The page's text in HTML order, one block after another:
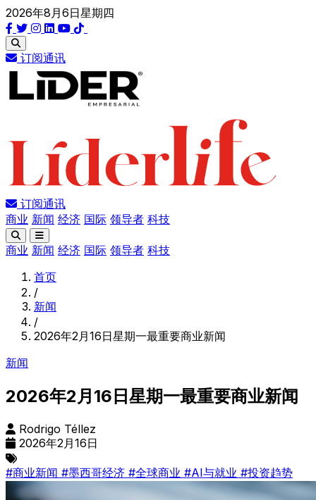
2026年8月6日星期四
订阅通讯
订阅通讯
商业 新闻 经济 国际 领导者 科技
商业 新闻 经济 国际 领导者 科技
首页
/
新闻
/
2026年2月16日星期一最重要商业新闻
新闻
2026年2月16日星期一最重要商业新闻
Rodrigo Téllez
2026年2月16日
#商业新闻 #墨西哥经济 #全球商业 #AI与就业 #投资趋势